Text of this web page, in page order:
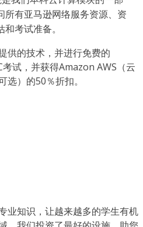
所有亚马逊网络服务资源、资
考试准备。
供的技术，并进行免费的
试，并获得Amazon AWS（云
）的50％折扣。
业知识，让越来越多的学生有机